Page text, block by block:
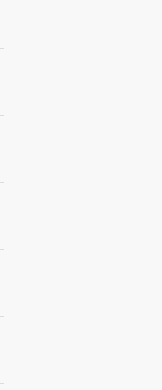
代 用街头抗争将教
拱下台
增长引擎是什么？